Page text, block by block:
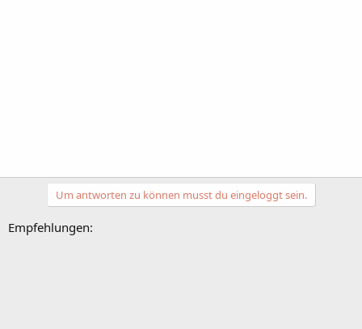
Um antworten zu können musst du eingeloggt sein.
Empfehlungen: